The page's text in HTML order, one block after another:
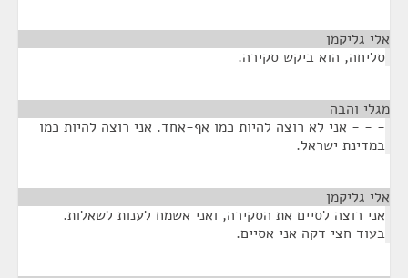
אלי גליקמן
סליחה, הוא ביקש סקירה.
מגלי והבה
- - - אני לא רוצה להיות כמו אף-אחד. אני רוצה להיות כמו
במדינת ישראל.
אלי גליקמן
אני רוצה לסיים את הסקירה, ואני אשמח לענות לשאלות.
בעוד חצי דקה אני אסיים.